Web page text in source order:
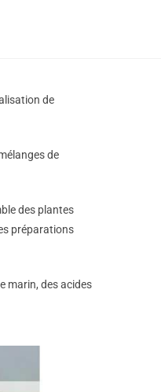
de
de
des plantes
préparations
marin, des acides